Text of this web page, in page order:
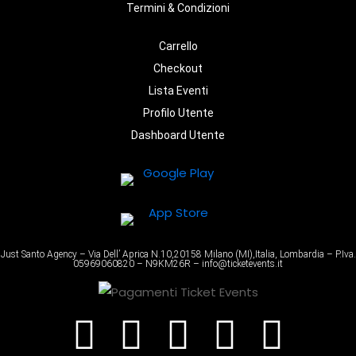
Termini & Condizioni
Carrello
Checkout
Lista Eventi
Profilo Utente
Dashboard Utente
Just Santo Agency – Via Dell’ Aprica N.10,20158 Milano (MI),Italia, Lombardia – P.Iva.
05969060820 – N9KM26R – info@ticketevents.it